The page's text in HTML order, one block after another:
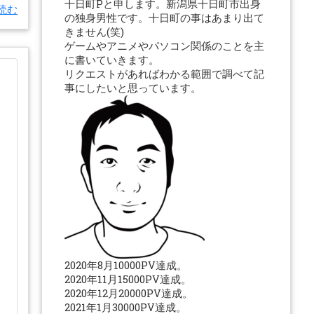
む
十日町Pと申します。新潟県十日町市出身
の独身男性です。十日町の事はあまり出て
きません(笑)
ゲームやアニメやパソコン関係のことを主
に書いていきます。
リクエストがあればわかる範囲で調べて記
事にしたいと思っています。
2020年8月10000PV達成。
2020年11月15000PV達成。
2020年12月20000PV達成。
2021年1月30000PV達成。